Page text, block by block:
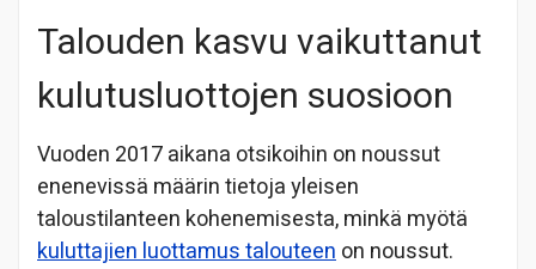
Talouden kasvu vaikuttanut
kulutusluottojen suosioon
Vuoden 2017 aikana otsikoihin on noussut
enenevissä määrin tietoja yleisen
taloustilanteen kohenemisesta, minkä myötä
kuluttajien luottamus talouteenon noussut.